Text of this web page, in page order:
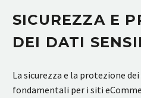
SICUREZZA E
DEI DATI
La sicurezza e la protezione
fondamentali per i siti